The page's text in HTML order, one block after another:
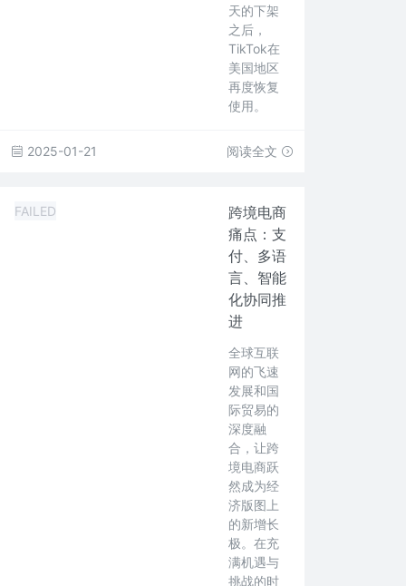
天的下架
之后，
TikTok在
美国地区
再度恢复
使用。
2025-01-21 阅读全文
FAILED
跨境电商
痛点：支
付、多语
言、智能
化协同推
进
全球互联
网的飞速
发展和国
际贸易的
深度融
合，让跨
境电商跃
然成为经
济版图上
的新增长
极。在充
满机遇与
挑战的时